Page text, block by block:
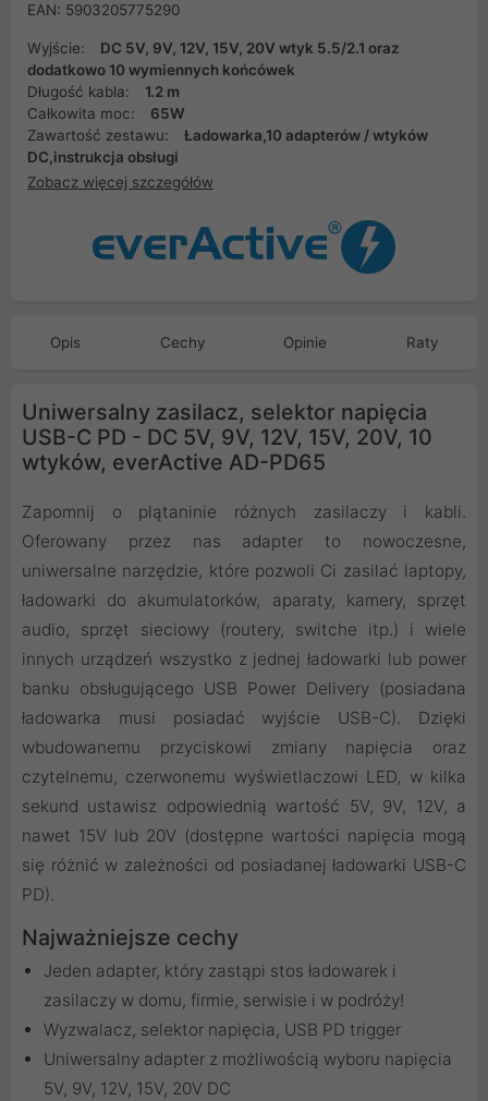
EAN: 5903205775290
Wyjście:
DC 5V, 9V, 12V, 15V, 20V wtyk 5.5/2.1 oraz
dodatkowo 10 wymiennych końcówek
Długość kabla:
1.2 m
Całkowita moc:
65W
Zawartość zestawu:
Ładowarka,10 adapterów / wtyków
DC,instrukcja obsługi
Zobacz więcej szczegółów
Opis Cechy Opinie Raty
Uniwersalny zasilacz, selektor napięcia
USB-C PD - DC 5V, 9V, 12V, 15V, 20V, 10
wtyków, everActive AD-PD65
Zapomnij o plątaninie różnych zasilaczy i kabli.
Oferowany przez nas adapter to nowoczesne,
uniwersalne narzędzie, które pozwoli Ci zasilać laptopy,
ładowarki do akumulatorków, aparaty, kamery, sprzęt
audio, sprzęt sieciowy (routery, switche itp.) i wiele
innych urządzeń wszystko z jednej ładowarki lub power
banku obsługującego USB Power Delivery (posiadana
ładowarka musi posiadać wyjście USB-C). Dzięki
wbudowanemu przyciskowi zmiany napięcia oraz
czytelnemu, czerwonemu wyświetlaczowi LED, w kilka
sekund ustawisz odpowiednią wartość 5V, 9V, 12V, a
nawet 15V lub 20V (dostępne wartości napięcia mogą
się różnić w zależności od posiadanej ładowarki USB-C
PD).
Najważniejsze cechy
Jeden adapter, który zastąpi stos ładowarek i
zasilaczy w domu, firmie, serwisie i w podróży!
Wyzwalacz, selektor napięcia, USB PD trigger
Uniwersalny adapter z możliwością wyboru napięcia
5V, 9V, 12V, 15V, 20V DC